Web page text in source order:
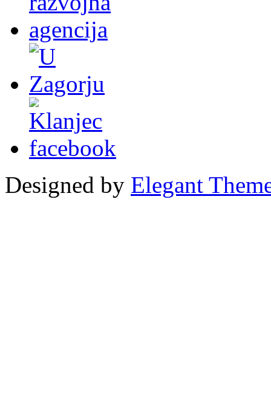
Designed by Elegant